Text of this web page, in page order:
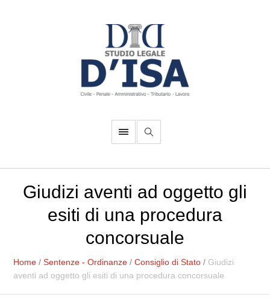
Giudizi aventi ad oggetto gli
esiti di una procedura
concorsuale
Home /Sentenze - Ordinanze /Consiglio di Stato / Giudizi
aventi ad oggetto gli esiti di una procedura concorsuale